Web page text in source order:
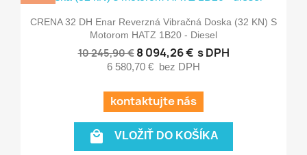
CRENA 32 DH Enar Reverzná Vibračná Doska (32 KN) S
Motorom HATZ 1B20 - Diesel
10 245,90 € 8 094,26 € s DPH
6 580,70 € bez DPH
kontaktujte nás
 VLOŽIŤ DO KOŠÍKA